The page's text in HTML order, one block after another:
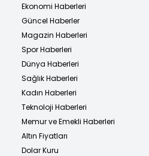
Ekonomi Haberleri
Güncel Haberler
Magazin Haberleri
Spor Haberleri
Dünya Haberleri
Sağlık Haberleri
Kadın Haberleri
Teknoloji Haberleri
Memur ve Emekli Haberleri
Altın Fiyatları
Dolar Kuru